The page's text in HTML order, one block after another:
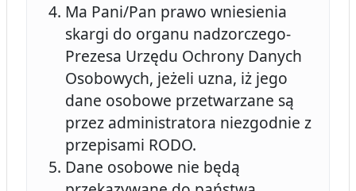
Ma Pani/Pan prawo wniesienia
skargi do organu nadzorczego-
Prezesa Urzędu Ochrony Danych
Osobowych, jeżeli uzna, iż jego
dane osobowe przetwarzane są
przez administratora niezgodnie z
przepisami RODO.
Dane osobowe nie będą